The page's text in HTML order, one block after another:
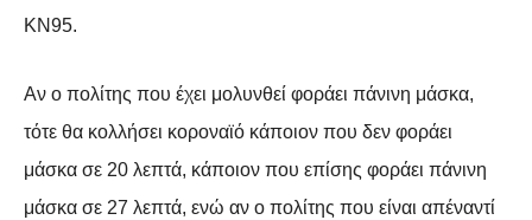
ΚΝ95.
Αν ο πολίτης που έχει μολυνθεί φοράει πάνινη μάσκα,
τότε θα κολλήσει κοροναϊό κάποιον που δεν φοράει
μάσκα σε 20 λεπτά, κάποιον που επίσης φοράει πάνινη
μάσκα σε 27 λεπτά, ενώ αν ο πολίτης που είναι απέναντί